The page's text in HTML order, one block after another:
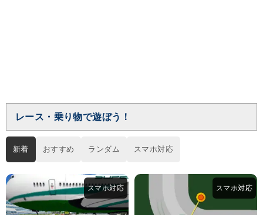
レース・乗り物で遊ぼう！
新着 おすすめ ランダム スマホ対応